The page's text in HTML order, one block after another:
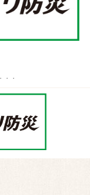
・・